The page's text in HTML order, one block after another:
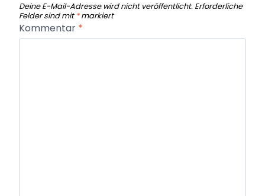
Deine E-Mail-Adresse wird nicht veröffentlicht. Erforderliche
Felder sind mit *markiert
Kommentar *